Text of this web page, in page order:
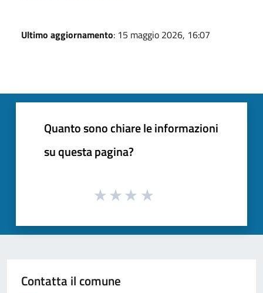
Ultimo aggiornamento: 15 maggio 2026, 16:07
Quanto sono chiare le informazioni
su questa pagina?
Contatta il comune